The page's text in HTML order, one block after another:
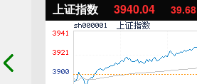
上证指数 3940.04 39.68